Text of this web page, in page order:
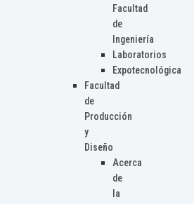
Facultad
de
Ingeniería
Laboratorios
Expotecnológica
Facultad
de
Producción
y
Diseño
Acerca
de
la